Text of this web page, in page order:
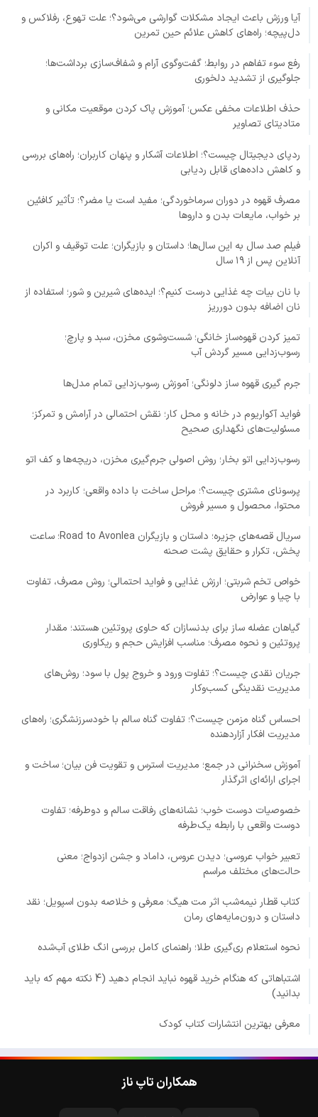
آیا ورزش باعث ایجاد مشکلات گوارشی می‌شود؟؛ علت تهوع، رفلاکس و
دل‌پیچه؛ راه‌های کاهش علائم حین تمرین
رفع سوء تفاهم در روابط؛ گفت‌وگوی آرام و شفاف‌سازی برداشت‌ها؛
جلوگیری از تشدید دلخوری
حذف اطلاعات مخفی عکس؛ آموزش پاک کردن موقعیت مکانی و
متادیتای تصاویر
ردپای دیجیتال چیست؟؛ اطلاعات آشکار و پنهان کاربران؛ راه‌های بررسی
و کاهش داده‌های قابل ردیابی
مصرف قهوه در دوران سرماخوردگی؛ مفید است یا مضر؟؛ تأثیر کافئین
بر خواب، مایعات بدن و داروها
فیلم صد سال به این سال‌ها؛ داستان و بازیگران؛ علت توقیف و اکران
آنلاین پس از ۱۹ سال
با نان بیات چه غذایی درست کنیم؟؛ ایده‌های شیرین و شور؛ استفاده از
نان اضافه بدون دورریز
تمیز کردن قهوه‌ساز خانگی؛ شست‌وشوی مخزن، سبد و پارچ؛
رسوب‌زدایی مسیر گردش آب
جرم گیری قهوه ساز دلونگی؛ آموزش رسوب‌زدایی تمام مدل‌ها
فواید آکواریوم در خانه و محل کار؛ نقش احتمالی در آرامش و تمرکز؛
مسئولیت‌های نگهداری صحیح
رسوب‌زدایی اتو بخار؛ روش اصولی جرم‌گیری مخزن، دریچه‌ها و کف اتو
پرسونای مشتری چیست؟؛ مراحل ساخت با داده واقعی؛ کاربرد در
محتوا، محصول و مسیر فروش
سریال قصه‌های جزیره؛ داستان و بازیگران Road to Avonlea؛ ساعت
پخش، تکرار و حقایق پشت صحنه
خواص تخم شربتی؛ ارزش غذایی و فواید احتمالی؛ روش مصرف، تفاوت
با چیا و عوارض
گیاهان عضله ساز برای بدنسازان که حاوی پروتئین هستند؛ مقدار
پروتئین و نحوه مصرف؛ مناسب افزایش حجم و ریکاوری
جریان نقدی چیست؟؛ تفاوت ورود و خروج پول با سود؛ روش‌های
مدیریت نقدینگی کسب‌وکار
احساس گناه مزمن چیست؟؛ تفاوت گناه سالم با خودسرزنشگری؛ راه‌های
مدیریت افکار آزاردهنده
آموزش سخنرانی در جمع؛ مدیریت استرس و تقویت فن بیان؛ ساخت و
اجرای ارائه‌ای اثرگذار
خصوصیات دوست خوب؛ نشانه‌های رفاقت سالم و دوطرفه؛ تفاوت
دوست واقعی با رابطه یک‌طرفه
تعبیر خواب عروسی؛ دیدن عروس، داماد و جشن ازدواج؛ معنی
حالت‌های مختلف مراسم
کتاب قطار نیمه‌شب اثر مت هیگ؛ معرفی و خلاصه بدون اسپویل؛ نقد
داستان و درون‌مایه‌های رمان
نحوه استعلام ری‌گیری طلا؛ راهنمای کامل بررسی انگ طلای آب‌شده
اشتباهاتی که هنگام خرید قهوه نباید انجام دهید (4 نکته مهم که باید
بدانید)
معرفی بهترین انتشارات کتاب کودک
همکاران تاپ ناز